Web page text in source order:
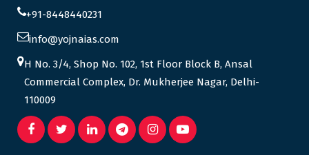
+91-8448440231
info@yojnaias.com
H No. 3/4, Shop No. 102, 1st Floor Block B, Ansal
Commercial Complex, Dr. Mukherjee Nagar, Delhi-
110009